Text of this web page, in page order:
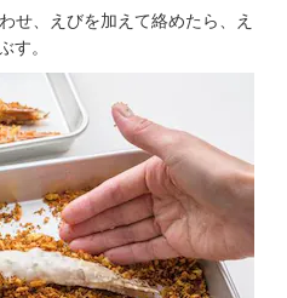
せ、えびを加えて絡めたら、え
す。